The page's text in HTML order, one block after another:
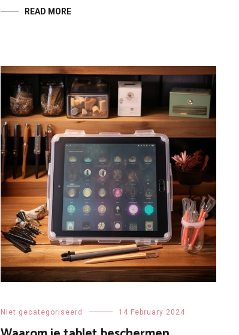
READ MORE
Niet gecategoriseerd 14 February 2024